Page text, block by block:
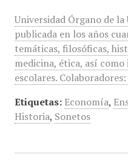
Universidad Órgano de
publicada en los años
temáticas, filosóficas,
medicina, ética, así
escolares.
Etiquetas: Economía,
Historia, Sonetos